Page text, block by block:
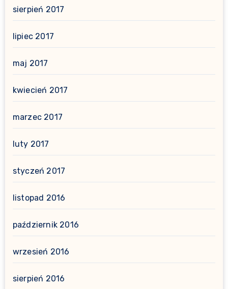
sierpień 2017
lipiec 2017
maj 2017
kwiecień 2017
marzec 2017
luty 2017
styczeń 2017
listopad 2016
październik 2016
wrzesień 2016
sierpień 2016